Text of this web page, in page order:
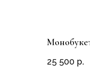
25 500 р.